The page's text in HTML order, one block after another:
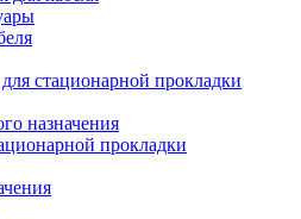
стационарной прокладки
назначения
прокладки